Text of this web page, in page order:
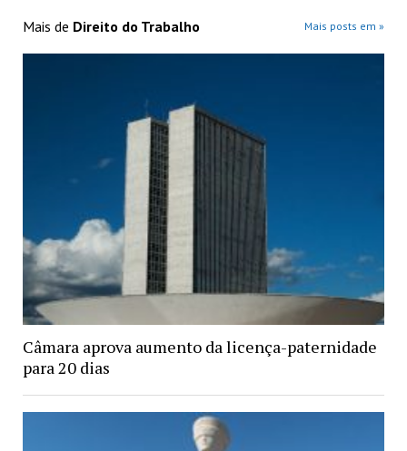
Mais de Direito do Trabalho Mais posts em »
Câmara aprova aumento da licença-paternidade
para 20 dias